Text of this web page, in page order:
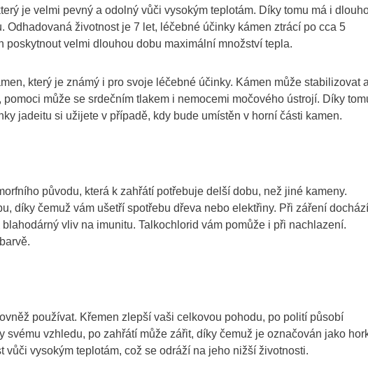
je velmi pevný a odolný vůči vysokým teplotám. Díky tomu má i
Odhadovaná životnost je 7 let, léčebné účinky kámen ztrácí po cca 5
poskytnout velmi dlouhou dobu maximální množství tepla.
který je známý i pro svoje léčebné účinky. Kámen může stabilizovat
může se srdečním tlakem i nemocemi močového ústrojí. Díky
jadeitu si užijete v případě, kdy bude umístěn v horní části kamen.
původu, která k zahřátí potřebuje delší dobu, než jiné kameny.
díky čemuž vám ušetří spotřebu dřeva nebo elektřiny. Při záření dochází
vliv na imunitu. Talkochlorid vám pomůže i při nachlazení.
používat. Křemen zlepší vaši celkovou pohodu, po polití působí
vzhledu, po zahřátí může zářit, díky čemuž je označován jako
vůči vysokým teplotám, což se odráží na jeho nižší životnosti.